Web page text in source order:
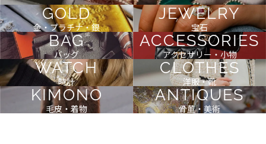
GOLD
金・プラチナ・銀
JEWELRY
宝石
BAG
バッグ
ACCESSORIES
アクセサリー・小物
WATCH
時計
CLOTHES
洋服・靴
KIMONO
毛皮・着物
ANTIQUES
骨董・美術